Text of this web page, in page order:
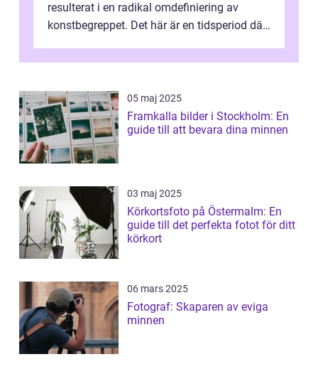
resulterat i en radikal omdefiniering av
konstbegreppet. Det här är en tidsperiod där
05 maj 2025
Framkalla bilder i Stockholm: En
guide till att bevara dina minnen
03 maj 2025
Körkortsfoto på Östermalm: En
guide till det perfekta fotot för ditt
körkort
06 mars 2025
Fotograf: Skaparen av eviga
minnen